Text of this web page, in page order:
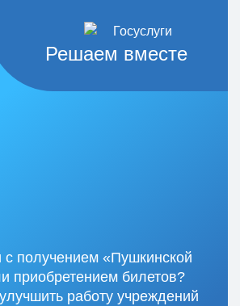
Решаем вместе
с получением «Пушкинской
приобретением билетов?
работу учреждений